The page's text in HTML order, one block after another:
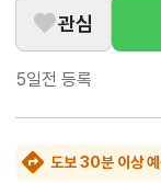
관심
5일전 등록
도보 30분 이상